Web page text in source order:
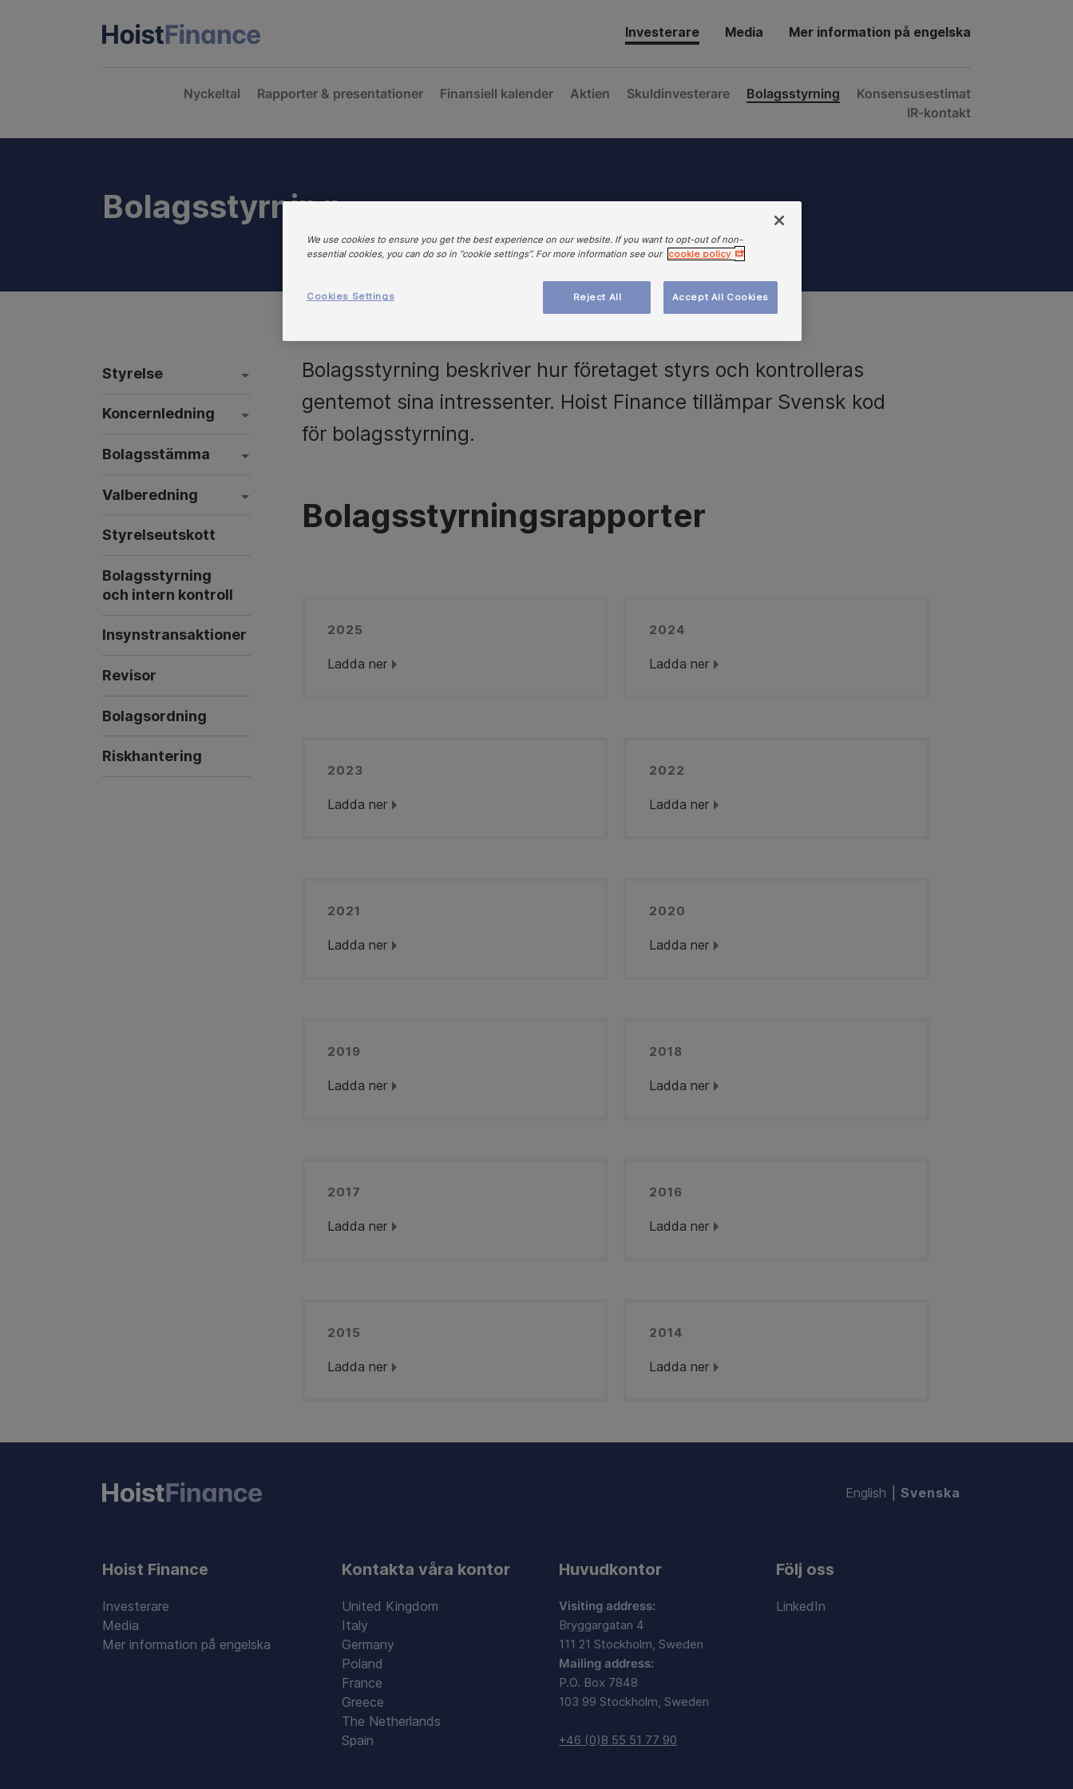
Investerare Media Mer information på engelska
Nyckeltal Rapporter & presentationer Finansiell kalender Aktien Skuldinvesterare Bolagsstyrning
Konsensusestimat
IR-kontakt
Bolagsstyrning
Styrelse
Koncernledning
Bolagsstämma
Valberedning
Styrelseutskott
Bolagsstyrning
och intern kontroll
Insynstransaktioner
Revisor
Bolagsordning
Riskhantering
Bolagsstyrning beskriver hur företaget styrs och kontrolleras
gentemot sina intressenter. Hoist Finance tillämpar Svensk kod
för bolagsstyrning.
Bolagsstyrningsrapporter
2025
Ladda ner
2024
Ladda ner
2023
Ladda ner
2022
Ladda ner
2021
Ladda ner
2020
Ladda ner
2019
Ladda ner
2018
Ladda ner
2017
Ladda ner
2016
Ladda ner
2015
Ladda ner
2014
Ladda ner
English Svenska
Hoist Finance
Investerare
Media
Mer information på engelska
Kontakta våra kontor
United Kingdom
Italy
Germany
Poland
France
Greece
The Netherlands
Spain
Huvudkontor
Visiting address:
Bryggargatan 4
111 21 Stockholm, Sweden
Mailing address:
P.O. Box 7848
103 99 Stockholm, Sweden
+46 (0)8 55 51 77 90
Följ oss
LinkedIn
We use cookies to ensure you get the best experience on our website. If you want to opt-out of non-
essential cookies, you can do so in “cookie settings”. For more information see our cookie policy
Cookies Settings Reject All Accept All Cookies